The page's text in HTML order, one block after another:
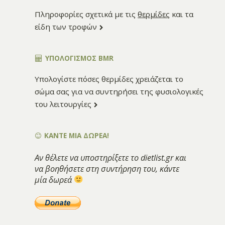
Πληροφορίες σχετικά με τιςθερμίδες και τα
είδη των τροφών
ΥΠΟΛΟΓΙΣΜΌΣ BMR
Υπολογίστε πόσες θερμίδες χρειάζεται το
σώμα σας για να συντηρήσει της φυσιολογικές
του λειτουργίες
ΚΑΝΤΕ ΜΙΑ ΔΩΡΕΑ!
Αν θέλετε να υποστηρίξετε το dietlist.gr και
να βοηθήσετε στη συντήρηση του, κάντε
μία δωρεά